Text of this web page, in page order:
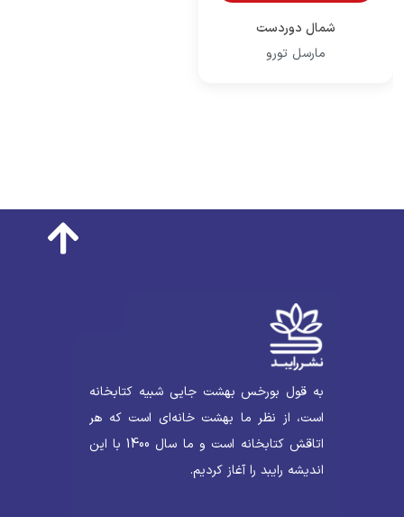
شمال دوردست
مارسل تورو
به قول بورخس بهشت جایی شبیه کتابخانه
است، از نظر ما بهشت خانه‌ای است که هر
اتاقش کتابخانه است و ما سال 1400 با این
اندیشه رایبد را آغاز کردیم.